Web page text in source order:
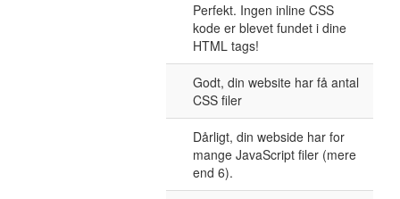
Perfekt. Ingen inline CSS
kode er blevet fundet i dine
HTML tags!
Godt, din website har få antal
CSS filer
Dårligt, din webside har for
mange JavaScript filer (mere
end 6).